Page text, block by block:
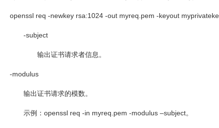
openssl req -newkey rsa:1024 -out myreq.pem -keyout
-subject
输出证书请求者信息。
-modulus
输出证书请求的模数。
示例： openssl req -in myreq.pem -modulus –subject。